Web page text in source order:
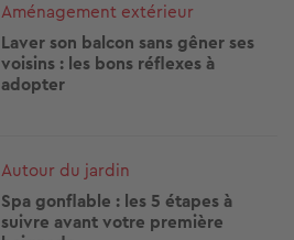
Aménagement extérieur
Laver son balcon sans gêner ses
voisins : les bons réflexes à
adopter
Autour du jardin
Spa gonflable : les 5 étapes à
suivre avant votre première